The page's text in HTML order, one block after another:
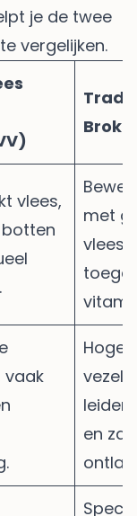
je de twee
vergelijken.
vlees,
met
vaak
Hoger
en